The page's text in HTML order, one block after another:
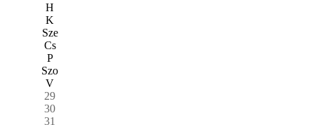
H
K
Sze
Cs
P
Szo
V
29
30
31